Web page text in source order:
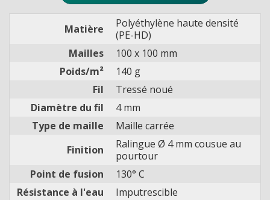
Matière
Polyéthylène haute densité
(PE-HD)
Mailles
100 x 100 mm
Poids/m²
140 g
Fil
Tressé noué
Diamètre du fil
4 mm
Type de maille
Maille carrée
Finition
Ralingue Ø 4 mm cousue au
pourtour
Point de fusion
130° C
Résistance à l'eau
Imputrescible